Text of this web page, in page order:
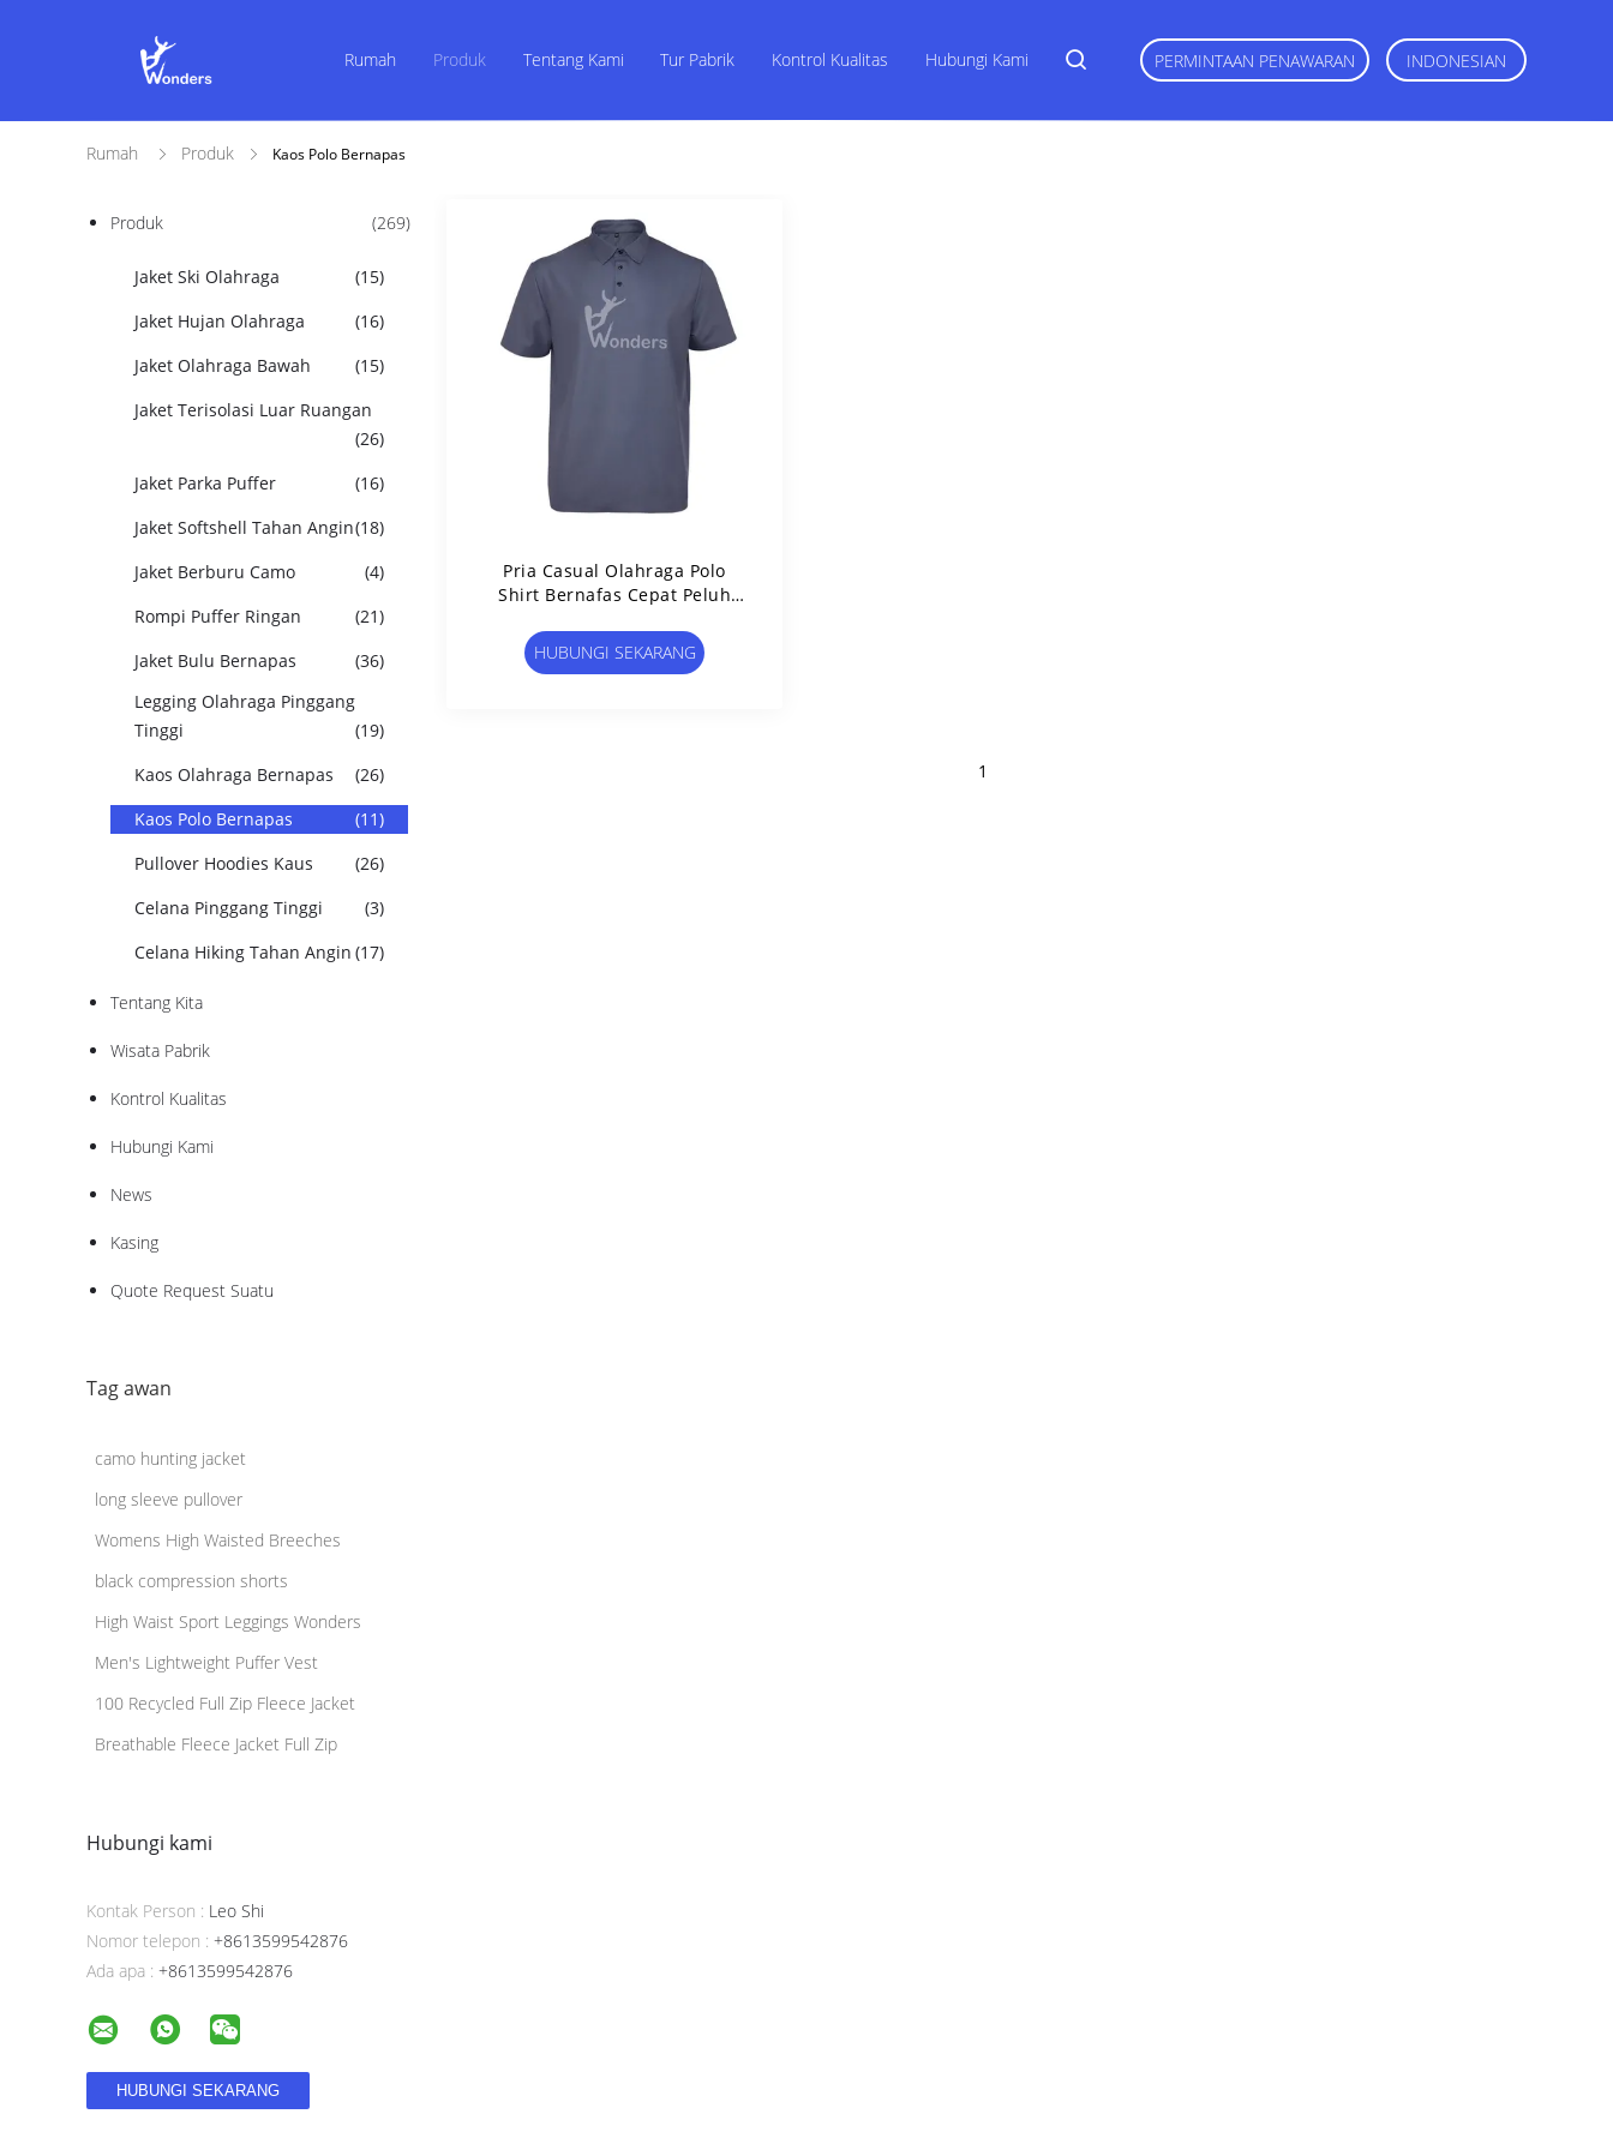
Rumah Produk Tentang Kami Tur Pabrik Kontrol Kualitas Hubungi Kami PERMINTAAN PENAWARAN INDONESIAN
Rumah Produk Kaos Polo Bernapas
Produk (269)
Jaket Ski Olahraga
(15)
Jaket Hujan Olahraga
(16)
Jaket Olahraga Bawah
(15)
Jaket Terisolasi Luar Ruangan
(26)
Jaket Parka Puffer
(16)
Jaket Softshell Tahan Angin(18)
Jaket Berburu Camo
(4)
Rompi Puffer Ringan
(21)
Jaket Bulu Bernapas
(36)
Legging Olahraga Pinggang
Tinggi
(19)
Kaos Olahraga Bernapas
(26)
Kaos Polo Bernapas
(11)
Pullover Hoodies Kaus
(26)
Celana Pinggang Tinggi
(3)
Celana Hiking Tahan Angin (17)
Tentang Kita
Wisata Pabrik
Kontrol Kualitas
Hubungi Kami
News
Kasing
Quote Request Suatu
Tag awan
camo hunting jacket
long sleeve pullover
Womens High Waisted Breeches
black compression shorts
High Waist Sport Leggings Wonders
Men's Lightweight Puffer Vest
100 Recycled Full Zip Fleece Jacket
Breathable Fleece Jacket Full Zip
Hubungi kami
Kontak Person : Leo Shi
Nomor telepon : +8613599542876
Ada apa : +8613599542876
Pria Casual Olahraga Polo
Shirt Bernafas Cepat Peluh
HUBUNGI SEKARANG
1